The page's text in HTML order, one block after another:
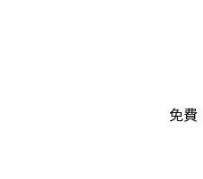
免費